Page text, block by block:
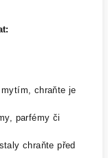
chraňte je
parfémy či
chraňte před